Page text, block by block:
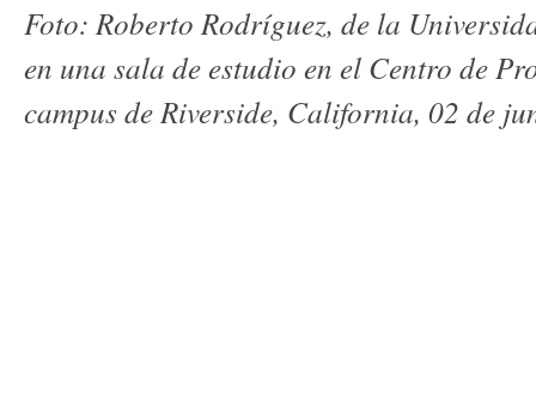
Foto: Roberto Rodríguez, de la
en una sala de estudio en el Centro de
campus de Riverside, California, 02 de